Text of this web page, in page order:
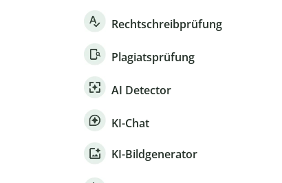
Rechtschreibprüfung
Plagiatsprüfung
AI Detector
KI-Chat
KI-Bildgenerator